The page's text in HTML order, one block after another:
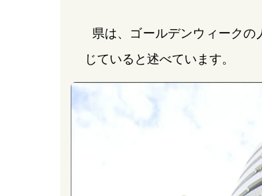
県は、ゴールデンウィーク
じていると述べています。